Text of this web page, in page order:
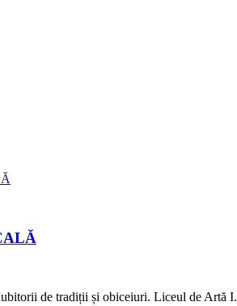
de tradiții și obiceiuri. Liceul de Artă I.